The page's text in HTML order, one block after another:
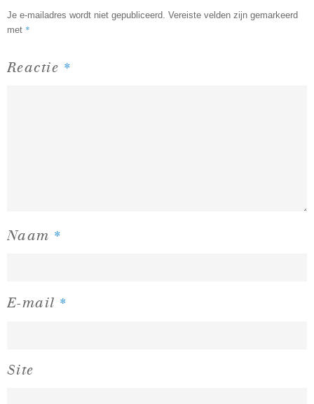
Je e-mailadres wordt niet gepubliceerd. Vereiste velden zijn gemarkeerd
met *
Reactie *
Naam *
E-mail *
Site